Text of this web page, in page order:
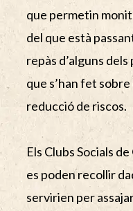
que permetin
del que està
repàs d’alguns
que s’han fet sobre
reducció de riscos.
Els Clubs Socials
es poden recollir
servirien per